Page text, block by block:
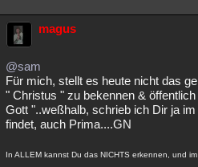
magus
@sam
Für mich, stellt es heute nicht das
" Christus " zu bekennen &
Gott "..weßhalb, schrieb ich Dir ja
findet, auch Prima....GN
In ALLEM kannst Du das NICHTS erkennen, und